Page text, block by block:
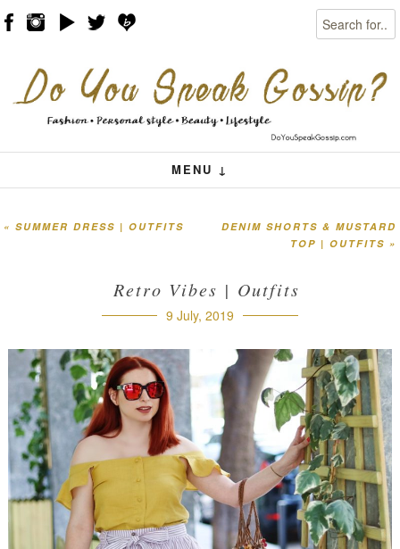
Search
MENU ↓
Menu
Skip to content
DENIM SHORTS & MUSTARD
TOP | OUTFITS »
« SUMMER DRESS | OUTFITS
Retro Vibes | Outfits
9 July, 2019